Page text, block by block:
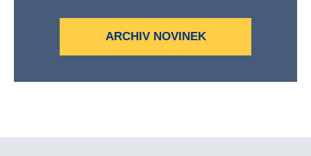
ARCHIV NOVINEK